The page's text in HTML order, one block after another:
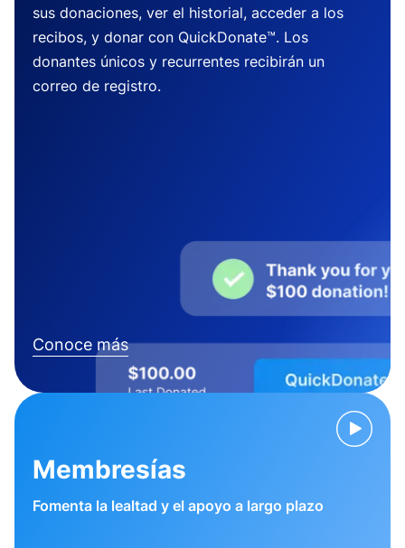
sus donaciones, ver el historial, acceder a los
recibos, y donar con QuickDonate™. Los
donantes únicos y recurrentes recibirán un
correo de registro.
Conoce más
Membresías
Fomenta la lealtad y el apoyo a largo plazo